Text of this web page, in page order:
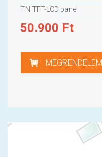
TN TFT-LCD panel
50.900 Ft
MEGRENDELEM